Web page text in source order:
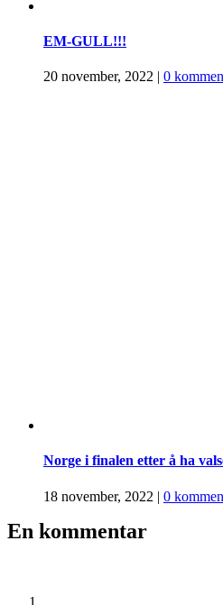
EM-GULL!!!
20 november, 2022 | 0
Norge i finalen etter å ha
18 november, 2022 | 0
En kommentar